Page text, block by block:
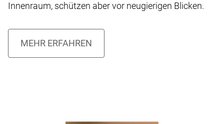
Innenraum, schützen aber vor neugierigen Blicken.